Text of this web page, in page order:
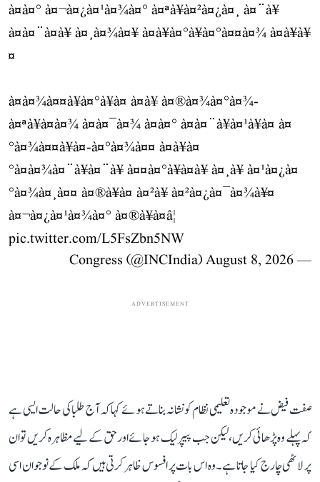
à¤à¤° à¤¬à¤¿à¤¹à¤¾à¤° à¤ªà¥à¤²à¤¿à¤¸ à¤¨à¥
à¤à¤¨à¤à¥ à¤¸à¤¾à¤¥ à¤à¥à¤°à¥à¤°à¤¤à¤¾ à¤à¥à¥
¤
à¤à¤¾à¤¤à¥à¤°à¥à¤ à¤à¥ à¤®à¤¾à¤°à¤¾-
à¤ªà¥à¤à¤¾ à¤à¤¯à¤¾ à¤à¤° à¤à¤¨à¥à¤¹à¥à¤ à¤
°à¤¾à¤¤à¥à¤-à¤°à¤¾à¤¤ à¤à¥à¤
°à¤à¤¾à¤¨à¥à¤¨à¥ à¤¤à¤°à¥à¤à¥ à¤¸à¥ à¤¹à¤¿à¤
°à¤¾à¤¸à¤¤ à¤®à¥à¤ à¤²à¥ à¤²à¤¿à¤¯à¤¾à¥¤
à¤¬à¤¿à¤¹à¤¾à¤° à¤®à¥à¤â¦
pic.twitter.com/L5FsZbn5NW
— Congress (@INCIndia)
August 8, 2026
ADVERTISEMENT
صفت فیض نے موجودہ تعلیمی نظام کو نشانہ بناتے ہوئے کہا کہ آج طلبا کی حالت ایسی ہے
کہ پہلے وہ پڑھائی کریں، لیکن جب پیپر لیک ہو جائے اور حق کے لیے مظاہرہ کریں تو ان
پر لاٹھی چارج کیا جاتا ہے۔ وہ اس بات پر افسوس ظاہر کرتی ہیں کہ ملک کے نوجوان اسی